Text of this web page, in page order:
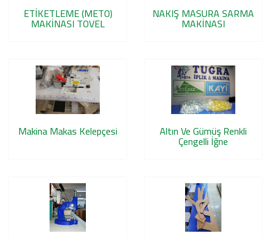
ETİKETLEME (METO)
MAKİNASI TOVEL
NAKIŞ MASURA SARMA
MAKİNASI
Makina Makas Kelepçesi Altın Ve Gümüş Renkli
Çengelli İğne